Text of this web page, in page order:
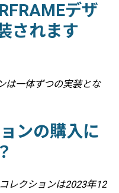
デザ
されます
は一体ずつの実装とな
ンの購入に
レクションは2023年12